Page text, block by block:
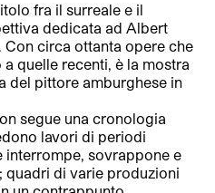
fra il surreale e il
dedicata ad Albert
Con circa ottanta opere che
quelle recenti, è la mostra
del pittore amburghese in
segue una cronologia
lavori di periodi
interrompe, sovrappone e
quadri di varie produzioni